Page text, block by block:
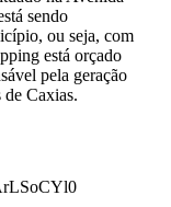
sendo
ou seja, com
está orçado
pela geração
de Caxias.